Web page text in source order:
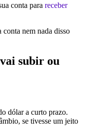
conta para receber
conta nem nada disso
subir ou
dólar a curto prazo.
se tivesse um jeito